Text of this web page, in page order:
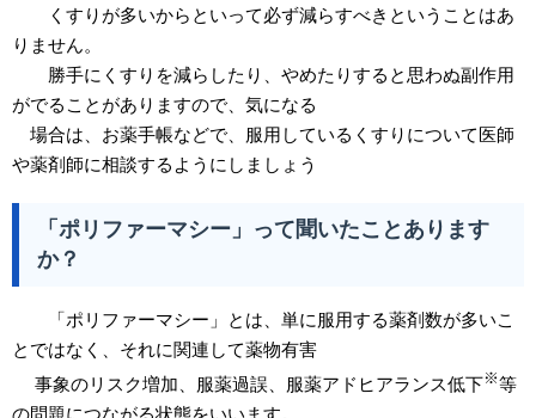
くすりが多いからといって必ず減らすべきということはあ
りません。
勝手にくすりを減らしたり、やめたりすると思わぬ副作用
がでることがありますので、気になる
場合は、お薬手帳などで、服用しているくすりについて医師
や薬剤師に相談するようにしましょう
「ポリファーマシー」って聞いたことあります
か？
「ポリファーマシー」とは、単に服用する薬剤数が多いこ
とではなく、それに関連して薬物有害
事象のリスク増加、服薬過誤、服薬アドヒアランス低下※等
の問題につながる状態をいいます。